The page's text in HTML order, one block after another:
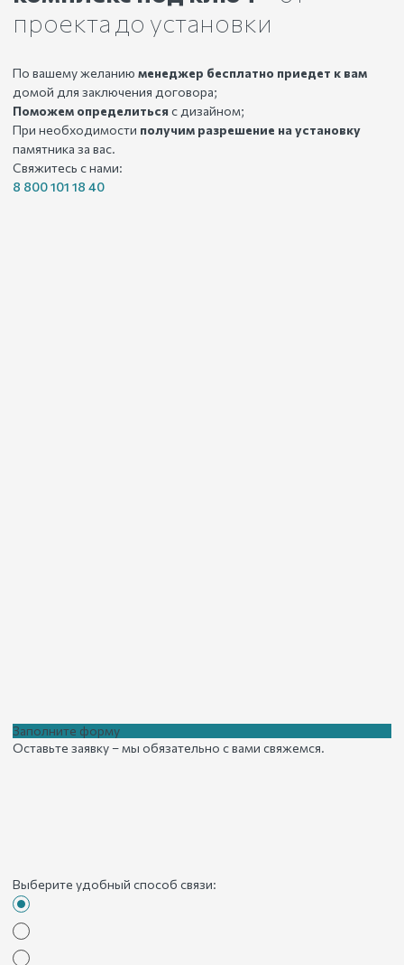
проекта до установки
По вашему желанию менеджер бесплатно приедет к вам
домой для заключения договора;
Поможем определитьсяс дизайном;
При необходимости получим разрешение на установку
памятника за вас.
Свяжитесь с нами:
8 800 101 18 40
Заполните форму
Оставьте заявку – мы обязательно с вами свяжемся.
Выберите удобный способ связи: